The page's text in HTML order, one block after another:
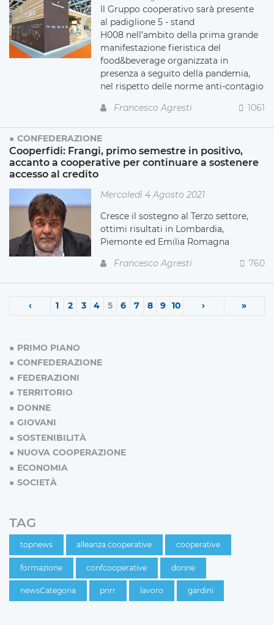
Il Gruppo cooperativo sarà presente
al padiglione 5 - stand
H008 nell’ambito della prima grande
manifestazione fieristica del
food&beverage organizzata in
presenza a seguito della pandemia,
nel rispetto delle norme anti-contagio
Francesco Agresti
1061
CONFEDERAZIONE
Cooperfidi: Frangi, primo semestre in positivo,
accanto a cooperative per continuare a sostenere
accesso al credito
Mercoledì 4 Agosto 2021
Cresce il sostegno al Terzo settore,
ottimi risultati in Lombardia,
Piemonte ed Emilia Romagna
Francesco Agresti
760
‹ 1 2 3 4 5 6 7 8 9 10 › »
PRIMO PIANO
CONFEDERAZIONE
FEDERAZIONI
TERRITORIO
DONNE
GIOVANI
SOSTENIBILITÀ
NUOVA COOPERAZIONE
ECONOMIA
SOCIETÀ
TAG
topnews alleanza cooperative cooperative
formazione confcooperative donne
newsCategoria pnrr lavoro gardini